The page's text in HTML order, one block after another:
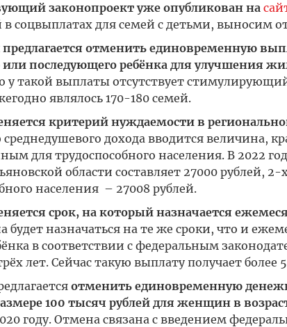
законопроект уже опубликован на
соцвыплатах для семей с детьми, выносим
отменить единовременную
или последующего ребёнка для улучшения
у такой выплаты отсутствует
являлось 170-180 семей.
критерий нуждаемости в
среднедушевого дохода вводится
для трудоспособного населения. В 2022
области составляет 27000
населения – 27008 рублей.
срок, на который назначается
будет назначаться на те же сроки, что и
в соответствии с федеральным
лет. Сейчас такую выплату получает более
отменить единовременную
100 тысяч рублей для женщин в
году. Отмена связана с введением